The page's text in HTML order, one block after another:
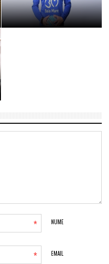
NUME
*
EMAIL
*